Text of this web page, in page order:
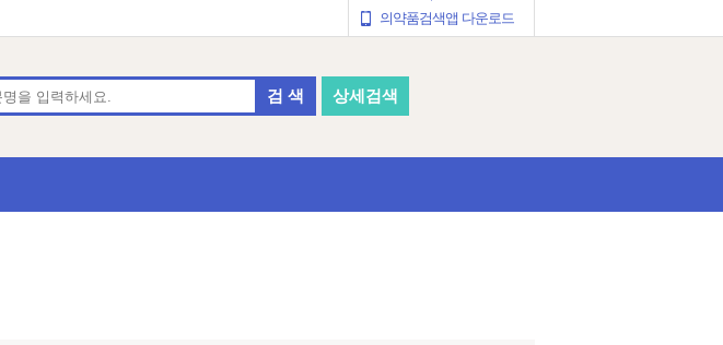
의약품검색앱 다운로드
검 색 상세검색